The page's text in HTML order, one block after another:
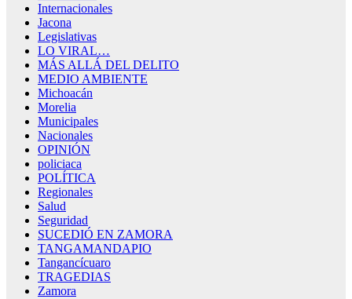
Internacionales
Jacona
Legislativas
LO VIRAL…
MÁS ALLÁ DEL DELITO
MEDIO AMBIENTE
Michoacán
Morelia
Municipales
Nacionales
OPINIÓN
policiaca
POLÍTICA
Regionales
Salud
Seguridad
SUCEDIÓ EN ZAMORA
TANGAMANDAPIO
Tangancícuaro
TRAGEDIAS
Zamora